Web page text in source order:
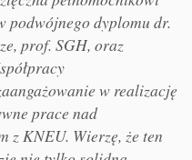
podwójnego dyplomu dr.
prof. SGH, oraz
w realizację
prace nad
z KNEU. Wierzę, że ten